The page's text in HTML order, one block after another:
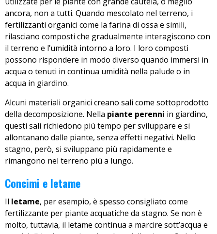
ancora, non a tutti. Quando mescolato nel terreno, i
fertilizzanti organici come la farina di ossa e simili,
rilasciano composti che gradualmente interagiscono con
il terreno e l’umidità intorno a loro. I loro composti
possono rispondere in modo diverso quando immersi in
acqua o tenuti in continua umidità nella palude o in
acqua in giardino.
Alcuni materiali organici creano sali come sottoprodotto
della decomposizione. Nella piante perenni in giardino,
questi sali richiedono più tempo per sviluppare e si
allontanano dalle piante, senza effetti negativi. Nello
stagno, però, si sviluppano più rapidamente e
rimangono nel terreno più a lungo.
Concimi e letame
Il letame, per esempio, è spesso consigliato come
fertilizzante per piante acquatiche da stagno. Se non è
molto, tuttavia, il letame continua a marcire sott’acqua e